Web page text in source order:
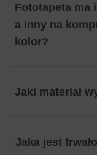
Fototapeta ma
a inny na
kolor?
Jaki materiał
Jaka jest